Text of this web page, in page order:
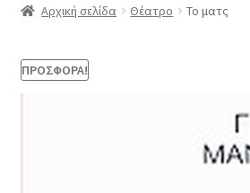
Κατηγορίες Βιβλίων
Αρχική σελίδα Θέατρο Το ματς
ΠΡΟΣΦΟΡΆ!